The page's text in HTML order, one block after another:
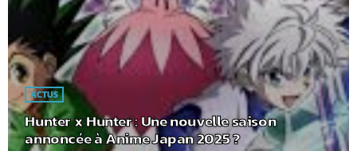
ACTUS
Hunter x Hunter : Une nouvelle saison
annoncée à Anime Japan 2025 ?